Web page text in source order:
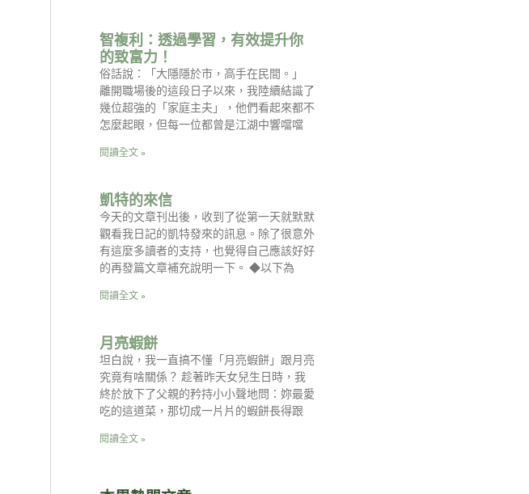
智複利：透過學習，有效提升你
的致富力！
俗話說：「大隱隱於市，高手在民間。」
離開職場後的這段日子以來，我陸續結識了
幾位超強的「家庭主夫」，他們看起來都不
怎麼起眼，但每一位都曾是江湖中響噹噹
閱讀全文 »
凱特的來信
今天的文章刊出後，收到了從第一天就默默
觀看我日記的凱特發來的訊息。除了很意外
有這麼多讀者的支持，也覺得自己應該好好
的再發篇文章補充說明一下。 ◆以下為
閱讀全文 »
月亮蝦餅
坦白說，我一直搞不懂「月亮蝦餅」跟月亮
究竟有啥關係？ 趁著昨天女兒生日時，我
終於放下了父親的矜持小小聲地問：妳最愛
吃的這道菜，那切成一片片的蝦餅長得跟
閱讀全文 »